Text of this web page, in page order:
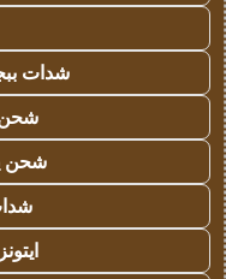
شدات
شحن
شحن